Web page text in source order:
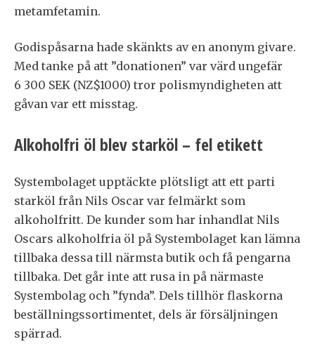
metamfetamin.
Godispåsarna hade skänkts av en anonym givare.
Med tanke på att ”donationen” var värd ungefär
6 300 SEK (NZ$1000) tror polismyndigheten att
gåvan var ett misstag.
Alkoholfri öl blev starköl – fel etikett
Systembolaget upptäckte plötsligt att ett parti
starköl från Nils Oscar var felmärkt som
alkoholfritt. De kunder som har inhandlat Nils
Oscars alkoholfria öl på Systembolaget kan lämna
tillbaka dessa till närmsta butik och få pengarna
tillbaka. Det går inte att rusa in på närmaste
Systembolag och ”fynda”. Dels tillhör flaskorna
beställningssortimentet, dels är försäljningen
spärrad.